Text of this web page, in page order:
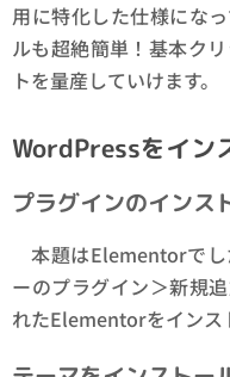
用に特化した仕様にな
ルも超絶簡単！基本ク
トを量産していけます。
WordPressをイン
プラグインのインス
本題はElementorで
ーのプラグイン＞新規
れたElementorをインス